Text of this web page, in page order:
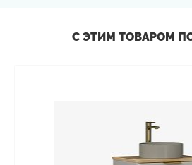
С ЭТИМ ТОВАРОМ